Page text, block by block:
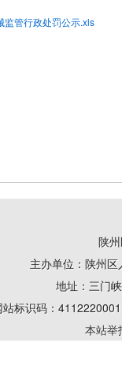
监管行政处罚公示.xls
陕
主办单位：陕州
地址：三门
站标识码：
本站举